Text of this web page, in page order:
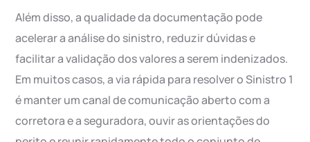
Além disso, a qualidade da documentação pode
acelerar a análise do sinistro, reduzir dúvidas e
facilitar a validação dos valores a serem indenizados.
Em muitos casos, a via rápida para resolver o Sinistro 1
é manter um canal de comunicação aberto com a
corretora e a seguradora, ouvir as orientações do